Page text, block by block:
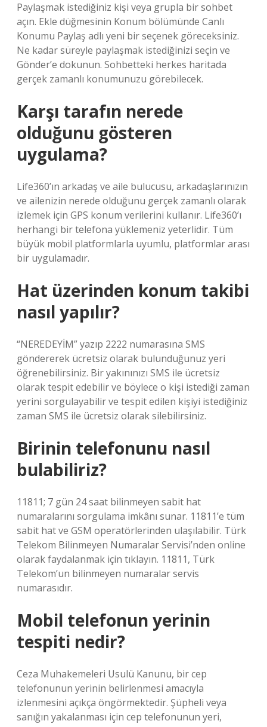
Paylaşmak istediğiniz kişi veya grupla bir sohbet
açın. Ekle düğmesinin Konum bölümünde Canlı
Konumu Paylaş adlı yeni bir seçenek göreceksiniz.
Ne kadar süreyle paylaşmak istediğinizi seçin ve
Gönder’e dokunun. Sohbetteki herkes haritada
gerçek zamanlı konumunuzu görebilecek.
Karşı tarafın nerede
olduğunu gösteren
uygulama?
Life360’ın arkadaş ve aile bulucusu, arkadaşlarınızın
ve ailenizin nerede olduğunu gerçek zamanlı olarak
izlemek için GPS konum verilerini kullanır. Life360’ı
herhangi bir telefona yüklemeniz yeterlidir. Tüm
büyük mobil platformlarla uyumlu, platformlar arası
bir uygulamadır.
Hat üzerinden konum takibi
nasıl yapılır?
“NEREDEYİM” yazıp 2222 numarasına SMS
göndererek ücretsiz olarak bulunduğunuz yeri
öğrenebilirsiniz. Bir yakınınızı SMS ile ücretsiz
olarak tespit edebilir ve böylece o kişi istediği zaman
yerini sorgulayabilir ve tespit edilen kişiyi istediğiniz
zaman SMS ile ücretsiz olarak silebilirsiniz.
Birinin telefonunu nasıl
bulabiliriz?
11811; 7 gün 24 saat bilinmeyen sabit hat
numaralarını sorgulama imkânı sunar. 11811’e tüm
sabit hat ve GSM operatörlerinden ulaşılabilir. Türk
Telekom Bilinmeyen Numaralar Servisi’nden online
olarak faydalanmak için tıklayın. 11811, Türk
Telekom’un bilinmeyen numaralar servis
numarasıdır.
Mobil telefonun yerinin
tespiti nedir?
Ceza Muhakemeleri Usulü Kanunu, bir cep
telefonunun yerinin belirlenmesi amacıyla
izlenmesini açıkça öngörmektedir. Şüpheli veya
sanığın yakalanması için cep telefonunun yeri,